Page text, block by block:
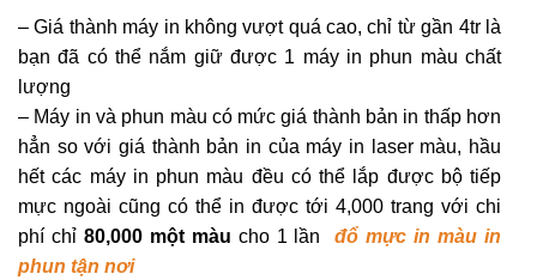
– Giá thành máy in không vượt quá cao, chỉ từ gần 4tr là
bạn đã có thể nắm giữ được 1 máy in phun màu chất
lượng
– Máy in và phun màu có mức giá thành bản in thấp hơn
hẳn so với giá thành bản in của máy in laser màu, hầu
hết các máy in phun màu đều có thể lắp được bộ tiếp
mực ngoài cũng có thể in được tới 4,000 trang với chi
phí chỉ 80,000 một màu cho 1 lầnđổ mực in màu in
phun tận nơi